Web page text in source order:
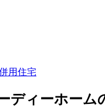
用住宅
ディーホーム